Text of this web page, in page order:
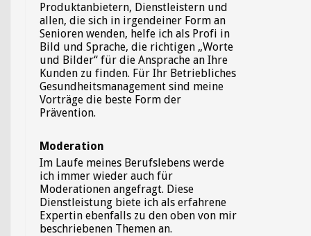
Produktanbietern, Dienstleistern und
allen, die sich in irgendeiner Form an
Senioren wenden, helfe ich als Profi in
Bild und Sprache, die richtigen „Worte
und Bilder“ für die Ansprache an Ihre
Kunden zu finden. Für Ihr Betriebliches
Gesundheitsmanagement sind meine
Vorträge die beste Form der
Prävention.
Moderation
Im Laufe meines Berufslebens werde
ich immer wieder auch für
Moderationen angefragt. Diese
Dienstleistung biete ich als erfahrene
Expertin ebenfalls zu den oben von mir
beschriebenen Themen an.